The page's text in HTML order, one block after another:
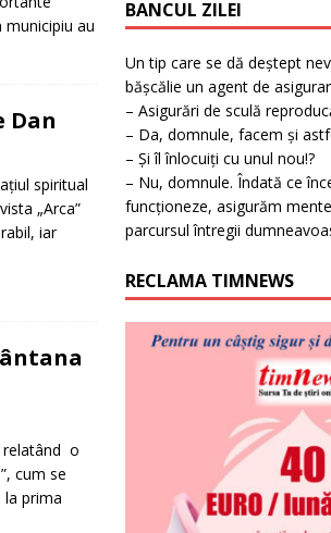
au
Dan
spiritual
„Arca”
iar
relatând o
cum se
la prima
BANCUL ZILEI
Un tip care se dă deștept
bășcălie un agent de
– Asigurări de sculă
– Da, domnule, facem și
– Și îl înlocuiți cu unul nou!?
– Nu, domnule. Îndată ce
funcționeze, asigurăm
parcursul întregii
RECLAMA TIMNEWS